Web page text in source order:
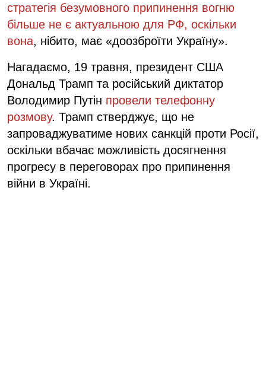
стратегія безумовного припинення вогню
більше не є актуальною для РФ, оскільки
вона, нібито, має «доозброїти Україну».
Нагадаємо, 19 травня, президент США
Дональд Трамп та російський диктатор
Володимир Путін провели телефонну
розмову. Трамп стверджує, що не
запроваджуватиме нових санкцій проти Росії,
оскільки вбачає можливість досягнення
прогресу в переговорах про припинення
війни в Україні.